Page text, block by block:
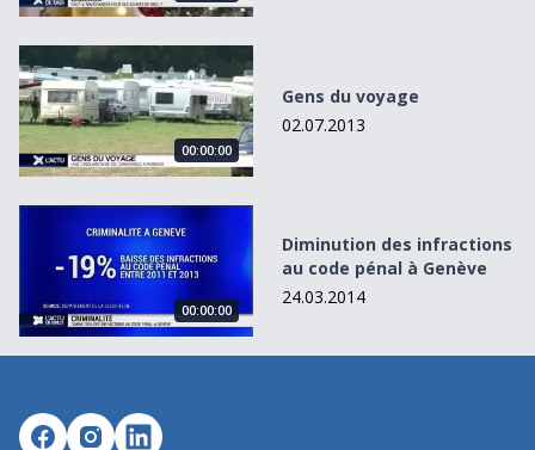
Gens du voyage
00:00:00
Gens du voyage
02.07.2013
Diminution des infractions au code pénal à Genève
00:00:00
Diminution des infractions
au code pénal à Genève
24.03.2014